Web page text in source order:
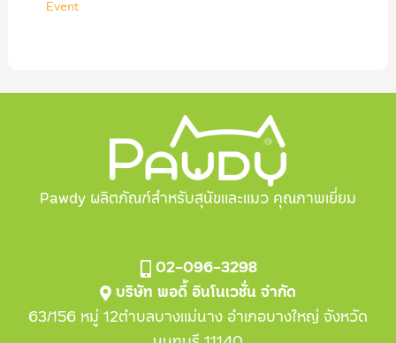
Event
Pawdy ผลิตภัณฑ์สำหรับสุนัขและแมว คุณภาพเยี่ยม
02-096-3298
บริษัท พอดี้ อินโนเวชั่น จำกัด
63/156 หมู่ 12ตำบลบางแม่นาง อำเภอบางใหญ่ จังหวัด